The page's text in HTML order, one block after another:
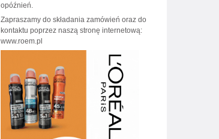
opóźnień.
Zapraszamy do składania zamówień oraz do
kontaktu poprzez naszą stronę internetową:
www.roem.pl